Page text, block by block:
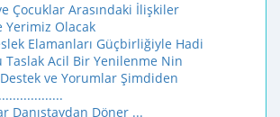
Çocuklar Arasındaki İlişkiler
Yerimiz Olacak
Elamanları Güçbirliğiyle Hadi
Taslak Acil Bir Yenilenme Nin
ve Yorumlar Şimdiden
Danıştaydan Döner ...